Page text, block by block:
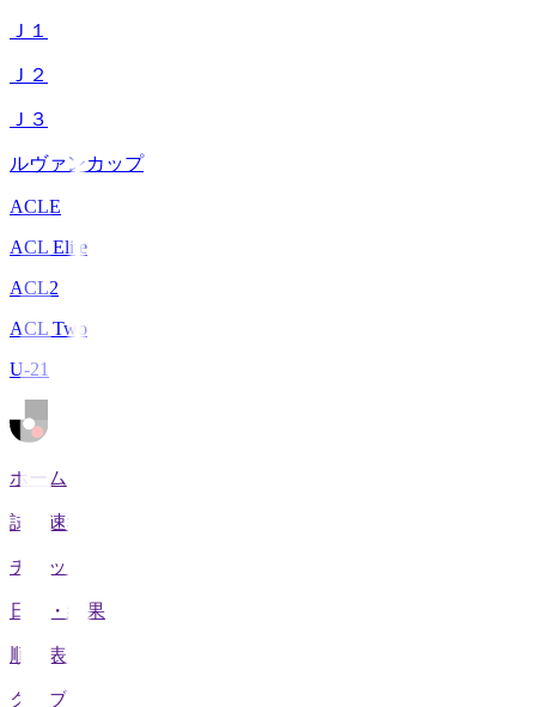
Ｊ１
Ｊ２
Ｊ３
ルヴァンカップ
ACLE
ACL Elite
ACL2
ACL Two
U-21
ホーム
試合速報
チケット
日程・結果
順位表
クラブ